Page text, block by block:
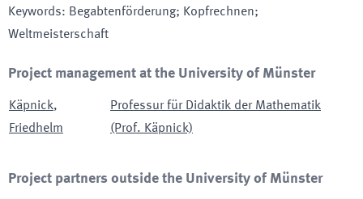
Keywords: Begabtenförderung; Kopfrechnen;
Weltmeisterschaft
Project management at the University of Münster
Käpnick,
Friedhelm
Professur für Didaktik der Mathematik
(Prof. Käpnick)
Project partners outside the University of Münster